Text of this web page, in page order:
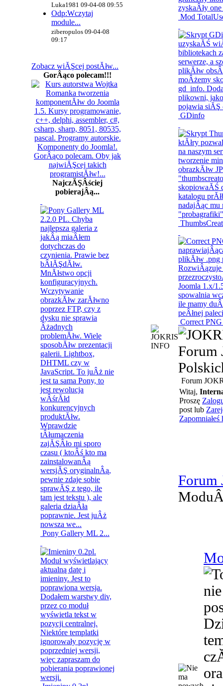
Luka1981 09-04-08 09:55
Odp:Wczytaj
module...
ziberopulos 09-04-08
09:17
Zobacz wiĂŞcej postĂłw...
GorÂąco polecam!!!
NajczĂŞÂściej
pobierajÂą...
Pony Gallery ML 2...
Mod
GDinfo
Correct
Forum
Forum
Witaj,
Proszę
post lub
Zapomniałeś
Forum